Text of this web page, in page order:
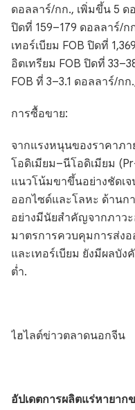
ดอลลาร์/กก., เพิ่มขึ้น 5 ด
ปิดที่ 159–179 ดอลลาร์/
เทอร์เบียม FOB ปิดที่
อิตเทรียม FOB ปิดที่
FOB ที่ 3–3.1 ดอลลาร์/ก
การซื้อขาย:
จากแรงหนุนของราคาภ
โอดิเมียม–นีโอดิเมียม
แนวโน้มขาขึ้นอย่างชัดเ
ออกไซด์และโลหะ ด้านก
อย่างมีนัยสำคัญจากภาว
มาตรการควบคุมการส่ง
และเทอร์เบียม ยังมีผลบั
ต่ำ.
ไฮไลต์ข่าวตลาดนอกจีน
อัปเดตการผลิตแร่หายาก